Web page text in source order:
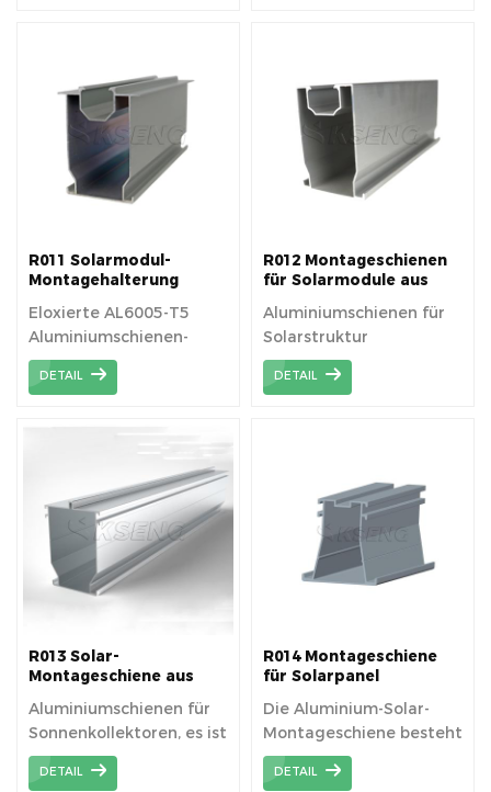
R011 Solarmodul-
Montagehalterung
Eloxierte AL6005-T5
Aluminiumschienen-
Extrusionsprofile.
DETAIL
R012 Montageschienen
für Solarmodule aus
Aluminiumschienen für
Solarstruktur
DETAIL
R013 Solar-
Montageschiene aus
Aluminiumschienen für
Sonnenkollektoren, es ist
leicht und billig.
DETAIL
R014 Montageschiene
für Solarpanel
Die Aluminium-Solar-
Montageschiene besteht
aus einer hochfesten
Aluminium-
DETAIL